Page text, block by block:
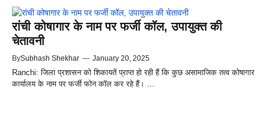
रांची कोषागार के नाम पर फर्जी कॉल, उपायुक्त की
चेतावनी
BySubhash Shekhar — January 20, 2025
Ranchi: जिला प्रशासन को शिकायतें प्राप्त हो रही हैं कि कुछ असामाजिक तत्व कोषागार
कार्यालय के नाम पर फर्जी फोन कॉल कर रहे हैं। ...